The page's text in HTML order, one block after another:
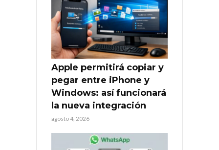
Apple permitirá copiar y
pegar entre iPhone y
Windows: así funcionará
la nueva integración
agosto 4, 2026